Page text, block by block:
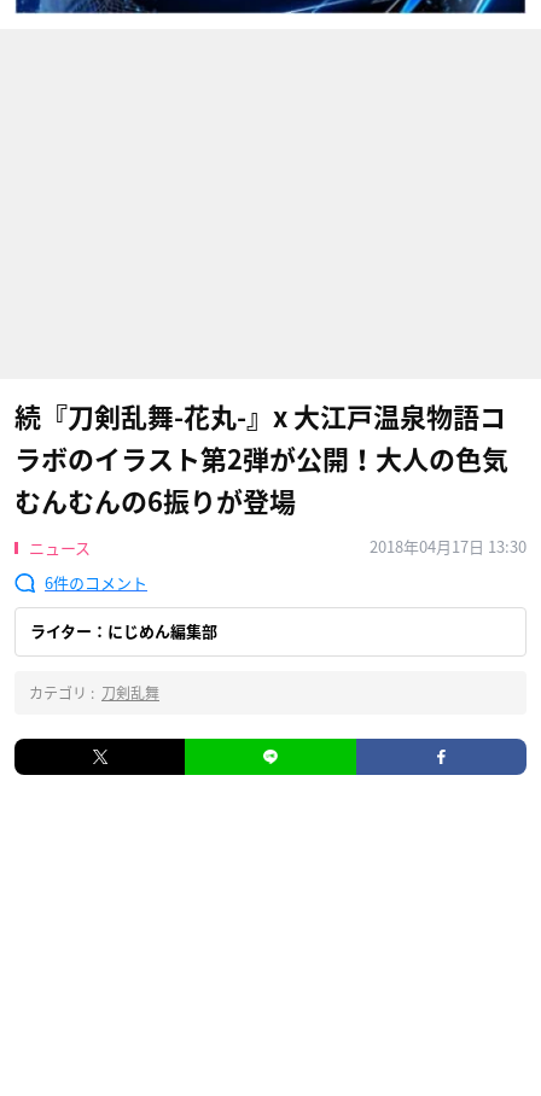
続『刀剣乱舞-花丸-』x 大江戸温泉物語コ
ラボのイラスト第2弾が公開！大人の色気
むんむんの6振りが登場
ニュース
2018年04月17日 13:30
6
ライター：にじめん編集部
カテゴリ : 刀剣乱舞